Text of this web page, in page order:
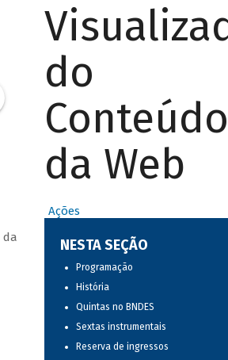
da
do
Conteúdo
da Web
Ações
NESTA SEÇÃO
Programação
História
Quintas no BNDES
Sextas instrumentais
Reserva de ingressos